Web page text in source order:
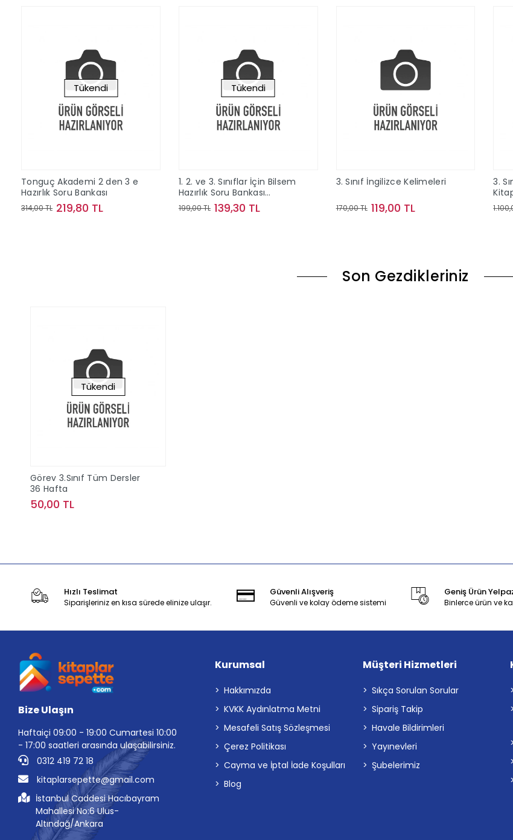
Tükendi
Tonguç Akademi 2 den 3 e
Hazırlık Soru Bankası
314,00 TL 219,80 TL
Tükendi
1. 2. ve 3. Sınıflar İçin Bilsem
Hazırlık Soru Bankası
Tonguç Akademi
199,00 TL 139,30 TL
3. Sınıf İngilizce Kelimeleri
170,00 TL 119,00 TL
3.
Son Gezdikleriniz
Tükendi
Görev 3.Sınıf Tüm Dersler
36 Hafta
50,00 TL
Hızlı Teslimat
Siparişleriniz en kısa sürede elinize ulaşır.
Güvenli Alışveriş
Güvenli ve kolay ödeme sistemi
Geniş Ürün
Binlerce ürün ve
Bize Ulaşın
Haftaiçi 09:00 - 19:00 Cumartesi 10:00
- 17:00 saatleri arasında ulaşabilirsiniz.
0312 419 72 18
kitaplarsepette@gmail.com
İstanbul Caddesi Hacıbayram
Mahallesi No:6 Ulus-
Altındağ/Ankara
Kurumsal
Hakkımızda
KVKK Aydınlatma Metni
Mesafeli Satış Sözleşmesi
Çerez Politikası
Cayma ve İptal İade Koşulları
Blog
Müşteri Hizmetleri
Sıkça Sorulan Sorular
Sipariş Takip
Havale Bildirimleri
Yayınevleri
Şubelerimiz